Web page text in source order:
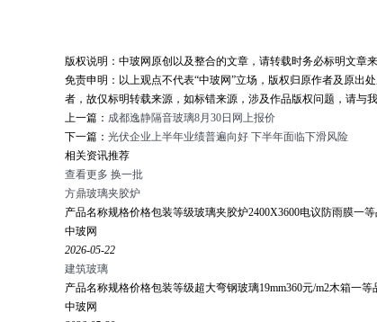
版权说明： 中玻网原创以及整合的文章，请转载时务必标明文章
免责申明： 以上观点不代表“中玻网”立场，版权归原作者及原出
者，故仅标明转载来源，如标错来源，涉及作品版权问题，请与
上一篇： 成都逸静隔音玻璃8月30日网上报价
下一篇： 光伏企业上半年业绩普遍向好 下半年面临下滑风险
相关资讯推荐
查看更多 换一批
方鼎玻璃夹胶炉
产品名称规格价格包装等级玻璃夹胶炉2400X3600电议防雨膜一
中玻网
2026-05-22
建筑玻璃
产品名称规格价格包装等级超大弯钢玻璃19mm360元/m2木箱一
中玻网